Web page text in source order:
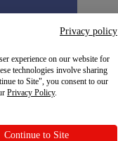
Privacy policy
experience on our website for
technologies involve sharing
to Site", you consent to our
Privacy Policy.
Continue to Site